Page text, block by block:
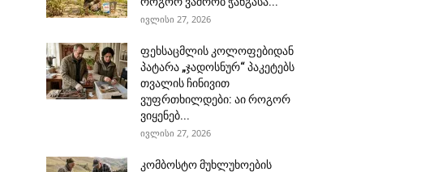
ივლისი 27, 2026
ფეხსაცმლის კოლოფებიდან
პატარა „ჯადოსნურ“ პაკეტებს
თვალის ჩინივით
ვუფრთხილდები: აი როგორ
ვიყენებ...
ივლისი 27, 2026
კომბოსტო მუხლუხოების